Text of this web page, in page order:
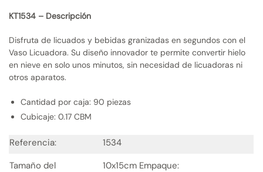
KT1534 – Descripción
Disfruta de licuados y bebidas granizadas en segundos con el
Vaso Licuadora. Su diseño innovador te permite convertir hielo
en nieve en solo unos minutos, sin necesidad de licuadoras ni
otros aparatos.
Cantidad por caja: 90 piezas
Cubicaje: 0.17 CBM
Referencia:
1534
Tamaño del
10x15cm Empaque: